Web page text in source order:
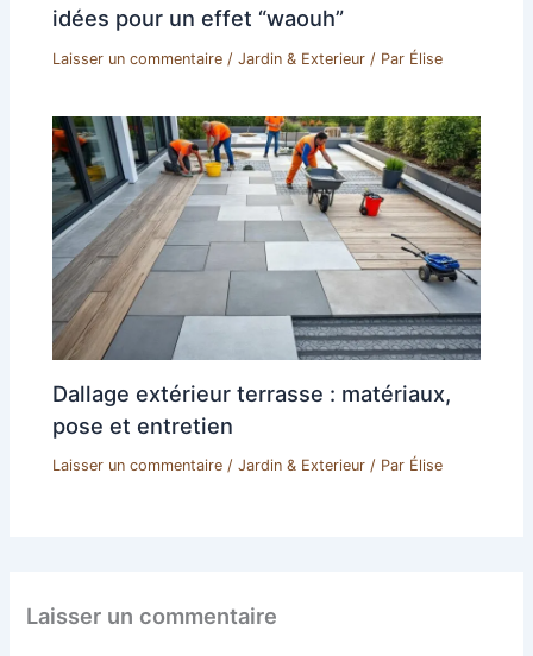
idées pour un effet “waouh”
Laisser un commentaire /Jardin & Exterieur / Par Élise
Dallage extérieur terrasse : matériaux,
pose et entretien
Laisser un commentaire /Jardin & Exterieur / Par Élise
Laisser un commentaire